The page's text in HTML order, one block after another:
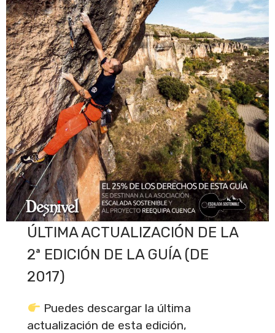
ÚLTIMA ACTUALIZACIÓN DE LA
2ª EDICIÓN DE LA GUÍA (DE
2017)
Puedes descargar la última
actualización de esta edición,